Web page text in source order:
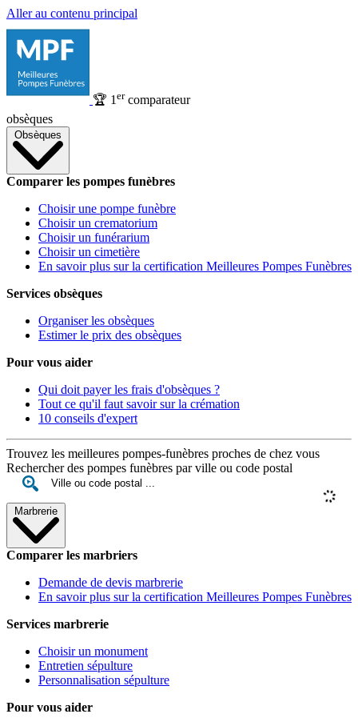
Aller au contenu principal
🏆 1 ercomparateur
obsèques
Obsèques
Comparer les pompes funèbres
Choisir une pompe funèbre
Choisir un crematorium
Choisir un funérarium
Choisir un cimetière
En savoir plus sur la certification Meilleures Pompes Funèbres
Services obsèques
Organiser les obsèques
Estimer le prix des obsèques
Pour vous aider
Qui doit payer les frais d'obsèques ?
Tout ce qu'il faut savoir sur la crémation
10 conseils d'expert
Trouvez les meilleures pompes-funèbres proches de chez vous
Rechercher des pompes funèbres par ville ou code postal
Marbrerie
Comparer les marbriers
Demande de devis marbrerie
En savoir plus sur la certification Meilleures Pompes Funèbres
Services marbrerie
Choisir un monument
Entretien sépulture
Personnalisation sépulture
Pour vous aider